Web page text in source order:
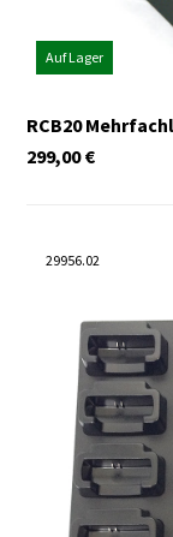
Auf Lager
RCB20
€
299,00
29956.02